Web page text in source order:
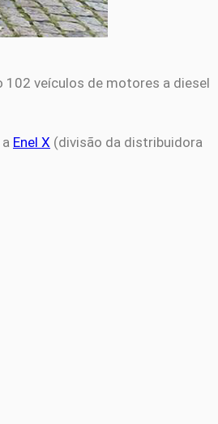
102 veículos de motores a diesel
Enel X (divisão da distribuidora